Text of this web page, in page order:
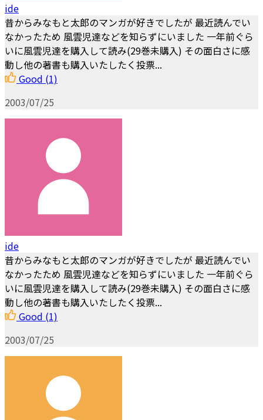
ide
昔からみなもと太郎のマンガが好きでしたが 最近読んでい
なかったため 風雲児達などを知らずにいました 一年前ぐら
いに風雲児達を購入して読み(29巻未購入) その面白さに感
動し他の著書も購入いたしたく投票...
Good (1)
2003/07/25
ide
昔からみなもと太郎のマンガが好きでしたが 最近読んでい
なかったため 風雲児達などを知らずにいました 一年前ぐら
いに風雲児達を購入して読み(29巻未購入) その面白さに感
動し他の著書も購入いたしたく投票...
Good (1)
2003/07/25